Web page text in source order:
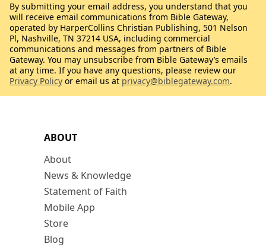
ABOUT
About
News & Knowledge
Statement of Faith
Mobile App
Store
Blog
By submitting your email address, you understand that you
will receive email communications from Bible Gateway,
operated by HarperCollins Christian Publishing, 501 Nelson
Pl, Nashville, TN 37214 USA, including commercial
communications and messages from partners of Bible
Gateway. You may unsubscribe from Bible Gateway’s emails
at any time. If you have any questions, please review our
Privacy Policy or email us at privacy@biblegateway.com.